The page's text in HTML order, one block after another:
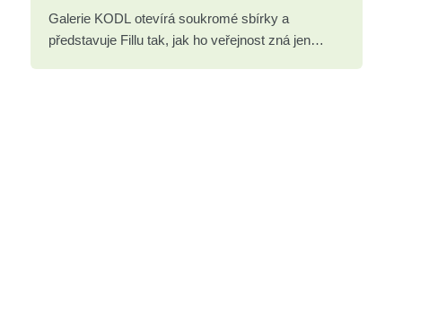
Galerie KODL otevírá soukromé sbírky a
představuje Fillu tak, jak ho veřejnost zná jen